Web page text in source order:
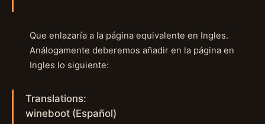
Que enlazaría a la página equivalente en Ingles.
Análogamente deberemos añadir en la página en
Ingles lo siguiente:
Translations:
wineboot (Español)